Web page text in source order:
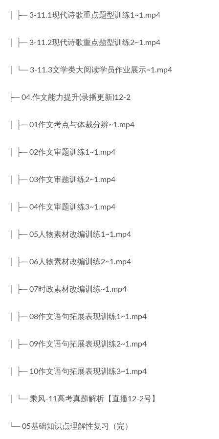
│ ├─ 3-11.1现代诗歌重点题型训练1~1.mp4
│ ├─ 3-11.2现代诗歌重点题型训练2~1.mp4
│ └─ 3-11.3文学类大阅读学员作业展示~1.mp4
├─ 04.作文能力提升(录播更新)12-2
│ ├─ 01作文考点与体裁分辨~1.mp4
│ ├─ 02作文审题训练1~1.mp4
│ ├─ 03作文审题训练2~1.mp4
│ ├─ 04作文审题训练3~1.mp4
│ ├─ 05人物素材改编训练1~1.mp4
│ ├─ 06人物素材改编训练2~1.mp4
│ ├─ 07时政素材改编训练~1.mp4
│ ├─ 08作文语句拓展表现训练1~1.mp4
│ ├─ 09作文语句拓展表现训练2~1.mp4
│ ├─ 10作文语句拓展表现训练3~1.mp4
│ └─ 乘风-11高考真题解析【直播12-2号】
└─ 05基础知识点理解性复习（完）